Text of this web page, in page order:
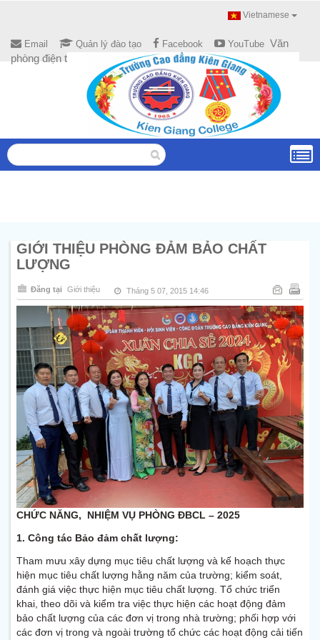
Vietnamese
Email Quản lý đào tạo Facebook YouTube Văn
phòng điện tử
GIỚI THIỆU PHÒNG ĐẢM BẢO CHẤT
LƯỢNG
Đăng tại Giới thiệu Tháng 5 07, 2015 14:46
CHỨC NĂNG, NHIỆM VỤ PHÒNG ĐBCL – 2025
1. Công tác Bảo đảm chất lượng:
Tham mưu xây dựng mục tiêu chất lượng và kế hoạch thực
hiện mục tiêu chất lượng hằng năm của trường; kiểm soát,
đánh giá việc thực hiện mục tiêu chất lượng. Tổ chức triển
khai, theo dõi và kiểm tra việc thực hiện các hoạt động đảm
bảo chất lượng của các đơn vị trong nhà trường; phối hợp với
các đơn vị trong và ngoài trường tổ chức các hoạt động cải tiến